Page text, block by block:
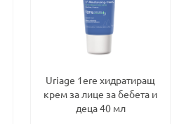
Uriage 1ere хидратиращ
крем за лице за бебета и
деца 40 мл